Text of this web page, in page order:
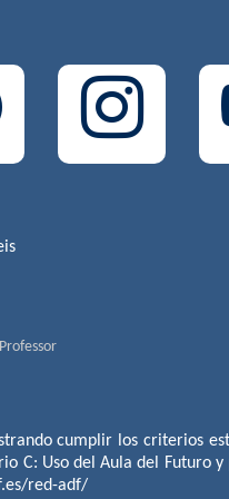
cumplir los criterios
C: Uso del Aula del Futuro
red-adf/